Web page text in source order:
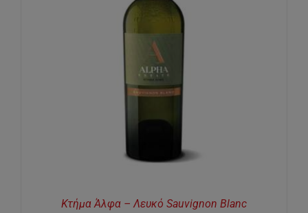
Κτήμα Άλφα – Λευκό Sauvignon Blanc